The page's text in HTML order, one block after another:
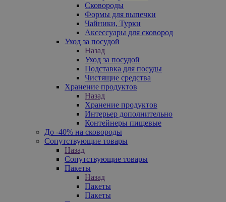
Сковороды
Формы для выпечки
Чайники, Турки
Аксессуары для сковород
Уход за посудой
Назад
Уход за посудой
Подставка для посуды
Чистящие средства
Хранение продуктов
Назад
Хранение продуктов
Интерьер дополнительно
Контейнеры пищевые
До -40% на сковороды
Сопутствующие товары
Назад
Сопутствующие товары
Пакеты
Назад
Пакеты
Пакеты